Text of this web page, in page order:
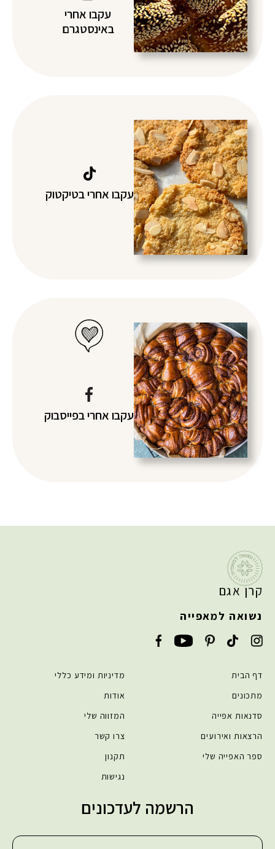
עקבו אחרי
באינסטגרם
עקבו אחרי בטיקטוק
עקבו אחריבפייסבוק
קרן אגם
נשואה למאפייה
דף הבית
מתכונים
סדנאות אפייה
הרצאות ואירועים
ספר האפייה שלי
מדיניות ומידע כללי
אודות
המזווה שלי
צרו קשר
תקנון
נגישות
הרשמה לעדכונים